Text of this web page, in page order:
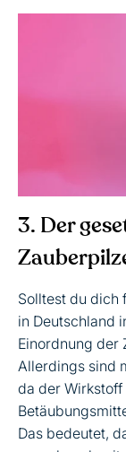
3. Der
Solltest du dich
in Deutschland
Einordnung der
Allerdings sind
da der
Das bedeutet,